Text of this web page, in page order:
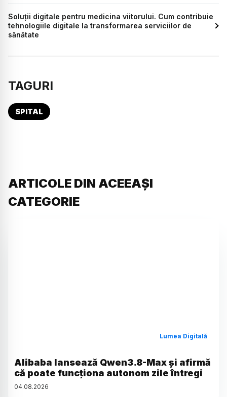
Soluții digitale pentru medicina viitorului. Cum contribuie
tehnologiile digitale la transformarea serviciilor de
sănătate
TAGURI
SPITAL
ARTICOLE DIN ACEEAȘI
CATEGORIE
Lumea Digitală
Alibaba lansează Qwen3.8-Max și afirmă
că poate funcționa autonom zile întregi
04.08.2026